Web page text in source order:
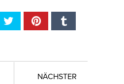
NÄCHSTER